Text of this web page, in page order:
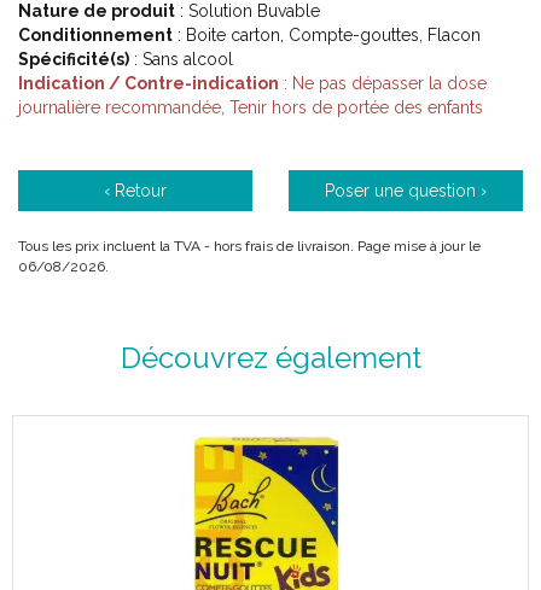
Nature de produit : Solution Buvable
Conditionnement : Boite carton, Compte-gouttes, Flacon
Spécificité(s) : Sans alcool
Indication / Contre-indication : Ne pas dépasser la dose
journalière recommandée, Tenir hors de portée des enfants
‹ Retour Poser une question ›
Tous les prix incluent la TVA - hors frais de livraison. Page mise à jour le
06/08/2026.
Découvrez également